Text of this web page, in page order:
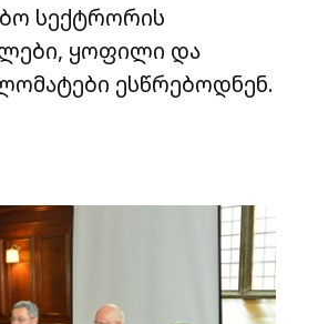
სექტრორის
ყოფილი და
ესწრებოდნენ.